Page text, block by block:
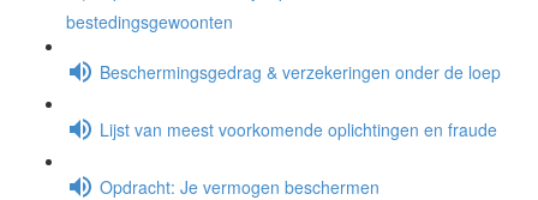
bestedingsgewoonten
Beschermingsgedrag & verzekeringen onder de loep
Lijst van meest voorkomende oplichtingen en fraude
Opdracht: Je vermogen beschermen